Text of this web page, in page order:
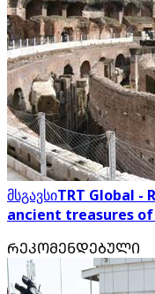
მსგავსიTRT Global -
ancient treasures
ᲠᲔᲙᲝᲛᲔᲜᲓᲔᲑᲣᲚᲘ